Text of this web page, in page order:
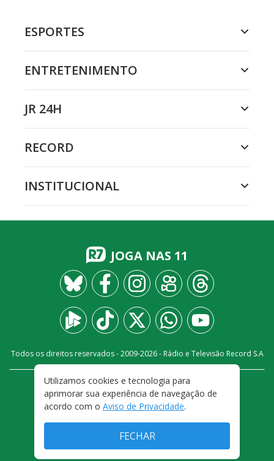
ESPORTES
ENTRETENIMENTO
JR 24H
RECORD
INSTITUCIONAL
JOGA NAS 11
Todos os direitos reservados - 2009-2026- Rádio e Televisão Record S.A
FALE CONOSCO
PRIVACIDADE
TERMOS E CONDIÇÕES DE USO
Utilizamos cookies e tecnologia para
aprimorar sua experiência de navegação de
acordo com o Aviso de Privacidade.
FECHAR